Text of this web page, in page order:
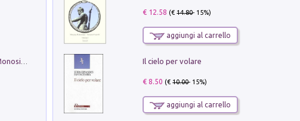
€ 12.58 (€14.80- 15%)
aggiungi al carrello
Il cielo per volare
€ 8.50 (€10.00- 15%)
aggiungi al carrello